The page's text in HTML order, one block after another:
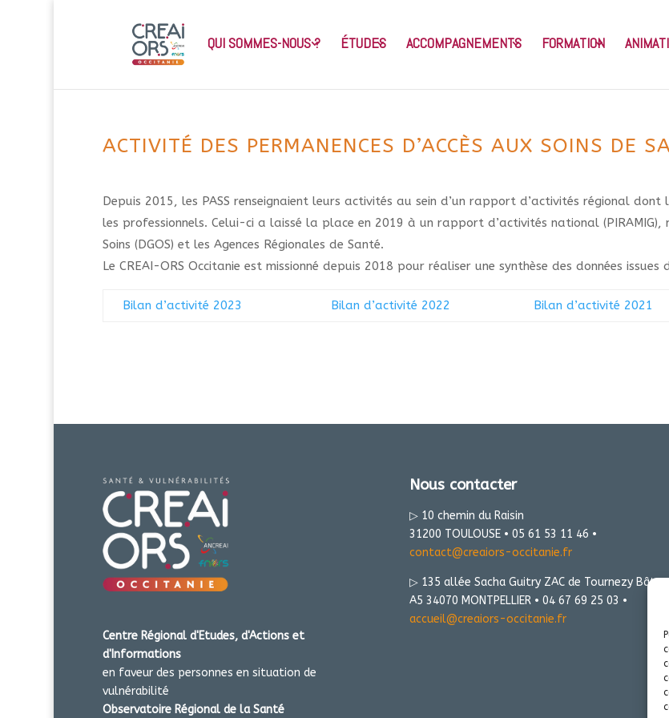
QUI SOMMES-NOUS ? ÉTUDES ACCOMPAGNEMENTS FORMATION
ACTIVITÉ DES PERMANENCES D’ACCÈS AUX SOINS DE
Depuis 2015, les PASS renseignaient leurs activités au sein d’un rapport d’activités régional
les professionnels. Celui-ci a laissé la place en 2019 à un rapport d’activités national
Soins (DGOS) et les Agences Régionales de Santé.
Le CREAI-ORS Occitanie est missionné depuis 2018 pour réaliser une synthèse des données
Bilan d’activité 2023 Bilan d’activité 2022 Bilan d’activité 2021
Centre Régional d'Etudes, d'Actions et
d'Informations
en faveur des personnes en situation de
vulnérabilité
Observatoire Régional de la Santé
Nous contacter
▷ 10 chemin du Raisin
31200 TOULOUSE • 05 61 53 11 46 •
contact@creaiors-occitanie.fr
▷ 135 allée Sacha Guitry ZAC de Tournezy Bât
A5 34070 MONTPELLIER • 04 67 69 25 03 •
accueil@creaiors-occitanie.fr